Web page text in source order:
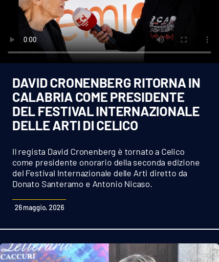
Politica
Attualità
Economia e lavoro
Italia Mondo
Sanità
Sport
Cultura
Podcast
Meteo
Editoriali
DAVID CRONENBERG RITORNA IN
CALABRIA COME PRESIDENTE
DEL FESTIVAL INTERNAZIONALE
DELLE ARTI DI CELICO
Il regista David Cronenberg è tornato a Celico
come presidente onorario della seconda edizione
del Festival Internazionale delle Arti diretto da
Donato Santeramo e Antonio Nicaso.
26 maggio, 2026